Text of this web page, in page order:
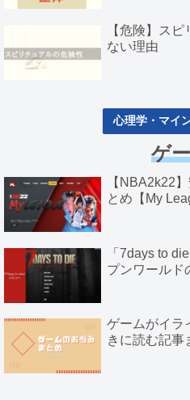
【危険】ス
ない理由
心理学・マイ
ゲ
【NBA2k22
とめ【My
「7days to
プンワールド
ゲームがイラ
きに読む記事